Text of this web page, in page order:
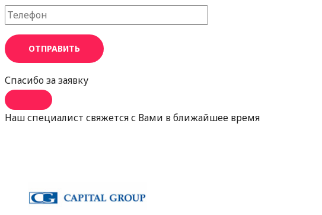
ОТПРАВИТЬ
Спасибо за заявку
Наш специалист свяжется с Вами в ближайшее время